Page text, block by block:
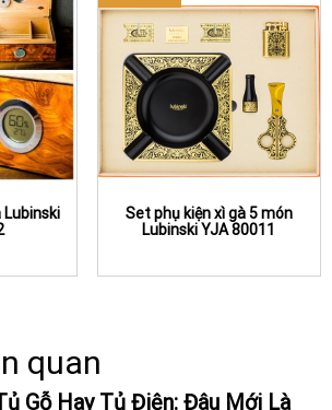
Lubinski
Set phụ kiện xì gà 5 món
Lubinski YJA 80011
quan
Gỗ Hay Tủ Điện: Đâu Mới Là